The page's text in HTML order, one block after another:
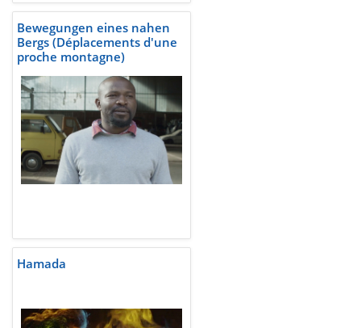
Bewegungen eines nahen
Bergs (Déplacements d'une
proche montagne)
Hamada